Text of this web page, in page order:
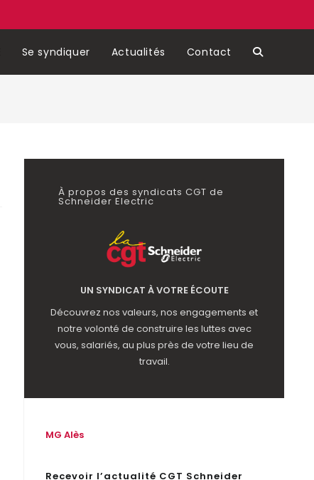
Se syndiquer Actualités Contact
À propos des syndicats CGT de
Schneider Electric
UN SYNDICAT À VOTRE ÉCOUTE
Découvrez nos valeurs, nos engagements et
notre volonté de construire les luttes avec
vous, salariés, au plus près de votre lieu de
travail.
MG Alès
Recevoir l’actualité CGT Schneider